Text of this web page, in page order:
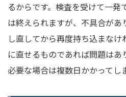
るからです。検査を受けて一発
は終えられますが、不具合があ
し直してから再度持ち込まな
に直せるものであれば問題は
必要な場合は複数日かかってし